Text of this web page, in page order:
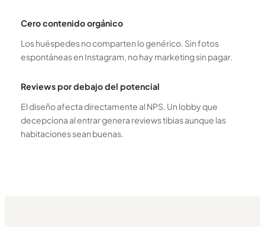
Cero contenido orgánico
Los huéspedes no comparten lo genérico. Sin fotos
espontáneas en Instagram, no hay marketing sin pagar.
Reviews por debajo del potencial
El diseño afecta directamente al NPS. Un lobby que
decepciona al entrar genera reviews tibias aunque las
habitaciones sean buenas.